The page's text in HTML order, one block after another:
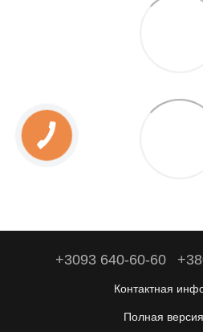
+3093 640-60-60
Контактная
Полная